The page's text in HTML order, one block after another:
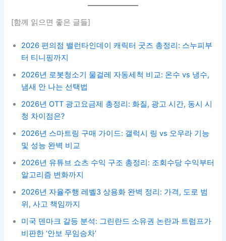
[함께 읽으면 좋은 글들]
2026 편의점 밸런타인데이 캐릭터 굿즈 총정리: 스누피부
터 티니핑까지
2026년 로봇청소기 물걸레 자동세척 비교: 온수 vs 냉수,
냄새 안 나는 선택법
2026년 OTT 광고요금제 총정리: 화질, 광고 시간, 동시 시
청 차이점은?
2026년 스마트링 구매 가이드: 갤럭시 링 vs 오우라 기능
및 성능 완벽 비교
2026년 유튜브 쇼츠 수익 구조 총정리: 조회수당 수익부터
알고리즘 변화까지
2026년 자율주행 레벨3 상용화 완벽 정리: 가격, 도로 범
위, 사고 책임까지
미국 덴마크 갈등 분석: 그린란드 소유권 논란과 트럼프가
비판한 ‘안보 무임승차’